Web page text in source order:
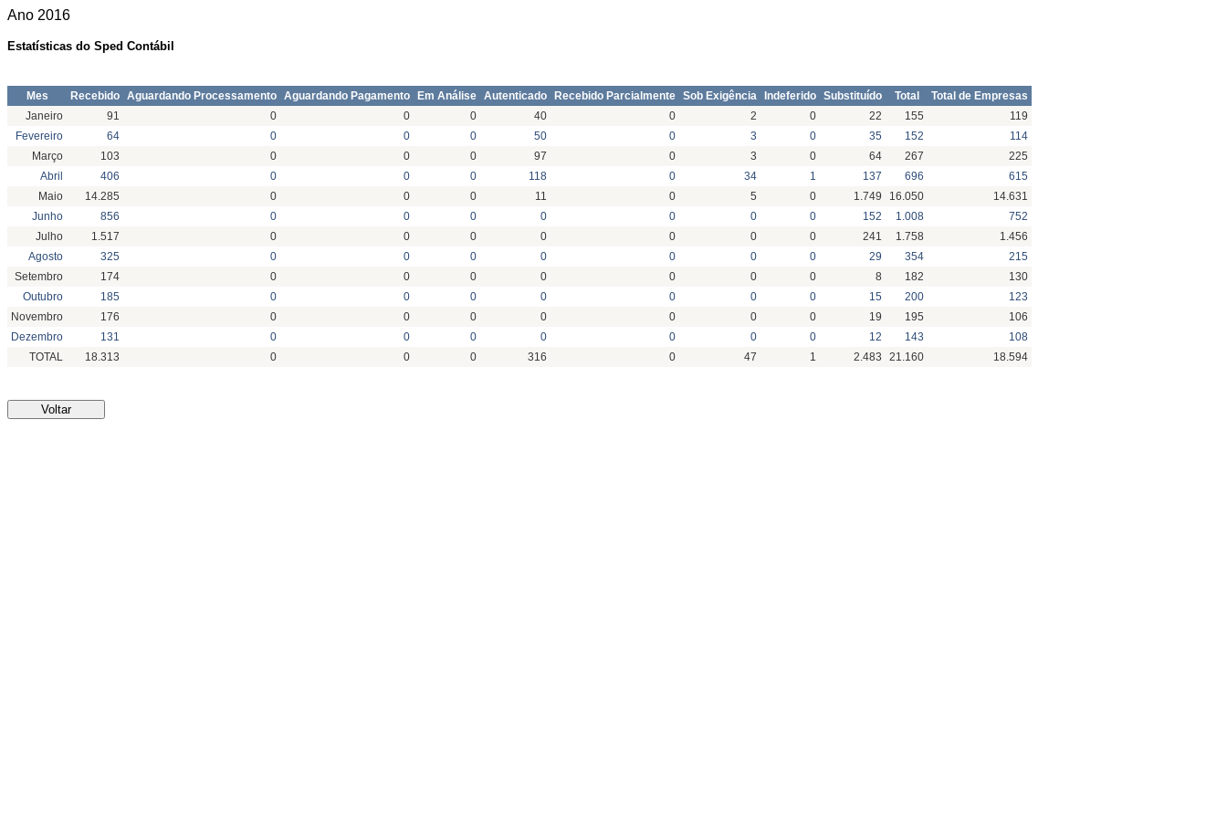
Ano 2016
Estatísticas do Sped Contábil
Mes Recebido Aguardando Processamento Aguardando Pagamento Em Análise Autenticado Recebido Parcialmente Sob Exigência Indeferido Substituído Total
Total de Empresas
Janeiro
91 0 0 0 40 0 2 0 22 155
119
Fevereiro
64 0 0 0 50 0 3 0 35 152
114
Março
103 0 0 0 97 0 3 0 64 267
225
Abril
406 0 0 0 118 0 34 1 137 696
615
Maio
14.285 0 0 0 11 0 5 0 1.749 16.050
14.631
Junho
856 0 0 0 0 0 0 0 152 1.008
752
Julho
1.517 0 0 0 0 0 0 0 241 1.758
1.456
Agosto
325 0 0 0 0 0 0 0 29 354
215
Setembro
174 0 0 0 0 0 0 0 8 182
130
Outubro
185 0 0 0 0 0 0 0 15 200
123
Novembro
176 0 0 0 0 0 0 0 19 195
106
Dezembro
131 0 0 0 0 0 0 0 12 143
108
TOTAL
18.313 0 0 0 316 0 47 1 2.483 21.160 18.594